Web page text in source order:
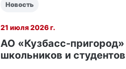
Новость
21 июля 2026 г.
АО «Кузбасс-
школьников и студентов